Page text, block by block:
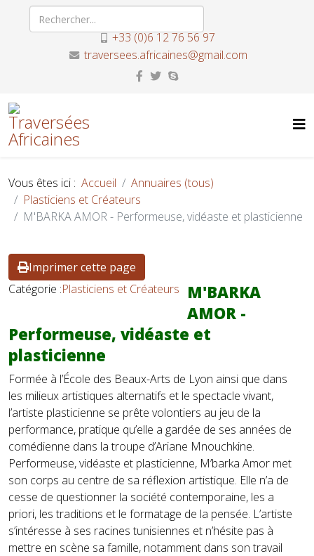
+33 (0)6 12 76 56 97
traversees.africaines@gmail.com
Vous êtes ici : Accueil
Annuaires (tous)
Plasticiens et Créateurs
M'BARKA AMOR - Performeuse, vidéaste et plasticienne
Imprimer cette page
Catégorie :Plasticiens et Créateurs
M'BARKA
AMOR -
Performeuse, vidéaste et
plasticienne
Formée à l’École des Beaux-Arts de Lyon ainsi que dans
les milieux artistiques alternatifs et le spectacle vivant,
l’artiste plasticienne se prête volontiers au jeu de la
performance, pratique qu’elle a gardée de ses années de
comédienne dans la troupe d’Ariane Mnouchkine.
Performeuse, vidéaste et plasticienne, M’barka Amor met
son corps au centre de sa réflexion artistique. Elle n’a de
cesse de questionner la société contemporaine, les a
priori, les traditions et le formatage de la pensée. L’artiste
s’intéresse à ses racines tunisiennes et n’hésite pas à
mettre en scène sa famille, notamment dans son travail